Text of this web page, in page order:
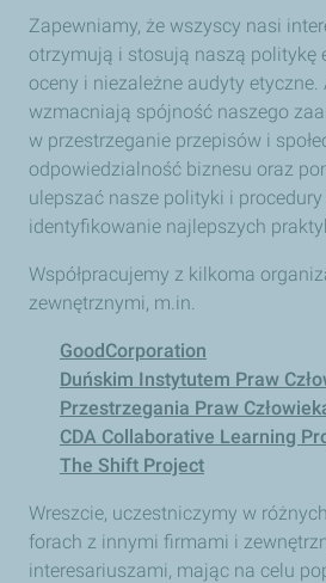
Zapewniamy, że wszyscy nasi
otrzymują i stosują naszą politykę
oceny i niezależne audyty etyczne.
wzmacniają spójność naszego
w przestrzeganie przepisów i
odpowiedzialność biznesu oraz
ulepszać nasze polityki i procedury
identyfikowanie najlepszych
Współpracujemy z kilkoma
zewnętrznymi, m.in.
GoodCorporation
Duńskim Instytutem Praw
Przestrzegania Praw
CDA Collaborative Learning
The Shift Project
Wreszcie, uczestniczymy w
forach z innymi firmami i
interesariuszami, mając na celu